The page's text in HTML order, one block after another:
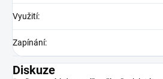
Využití:
Zapínání:
Diskuze